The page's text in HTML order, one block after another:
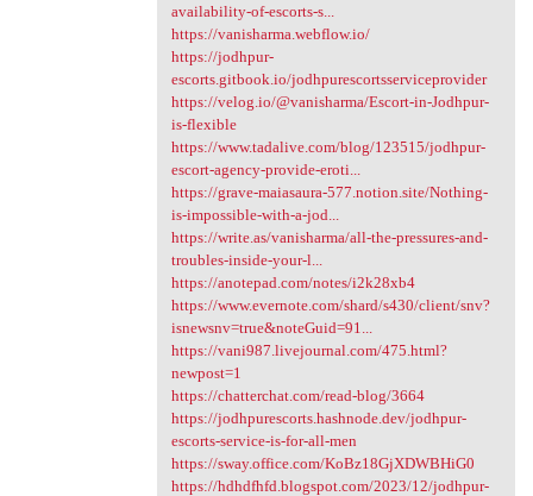
availability-of-escorts-s...
https://vanisharma.webflow.io/
https://jodhpur-
escorts.gitbook.io/jodhpurescortsserviceprovider
https://velog.io/@vanisharma/Escort-in-Jodhpur-
is-flexible
https://www.tadalive.com/blog/123515/jodhpur-
escort-agency-provide-eroti...
https://grave-maiasaura-577.notion.site/Nothing-
is-impossible-with-a-jod...
https://write.as/vanisharma/all-the-pressures-and-
troubles-inside-your-l...
https://anotepad.com/notes/i2k28xb4
https://www.evernote.com/shard/s430/client/snv?
isnewsnv=true&noteGuid=91...
https://vani987.livejournal.com/475.html?
newpost=1
https://chatterchat.com/read-blog/3664
https://jodhpurescorts.hashnode.dev/jodhpur-
escorts-service-is-for-all-men
https://sway.office.com/KoBz18GjXDWBHiG0
https://hdhdfhfd.blogspot.com/2023/12/jodhpur-